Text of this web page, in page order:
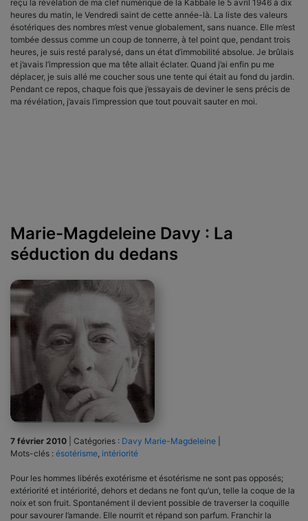
reçu la révélation de ma clef numérique de la Kabbale le 5 avril 1946 à dix
heures du matin, le Vendredi saint de cette année-là. La liste des valeurs
ésotériques des nombres m’est venue globalement, sans nuance. Elle m’est
tombée dessus comme un coup de tonnerre, à tel point que, pendant trois
heures, je suis resté paralysé, dans un état d’immobilité absolue. Je brûlais
et j’avais l’impression que ma tête allait éclater. Quand j’ai enfin pu me
déplacer, je suis allé me coucher sous une tente qui était au fond du jardin.
Pendant ce repos, chaque fois que j’essayais de deviner le sens précis de
ma révélation, j’avais l’impression que tout pouvait sauter en moi.
Marie-Magdeleine Davy : La
séduction du dedans
7 février 2010 Catégories : Davy Marie-Magdeleine
Mots-clés : ésotérisme intériorité
Pour les hommes libérés exotérisme et ésotérisme ne sont pas opposés;
extériorité et intériorité, dehors et dedans ne font qu’un, telle la coque de la
noix et son fruit. Spontanément il devient possible de traverser la coquille
pour savourer l’amande. Elle nourrit et répand son parfum. Franchir la